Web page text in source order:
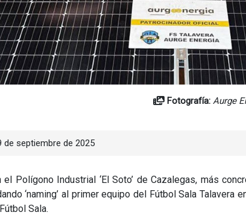
Fotografía: Aurge
de septiembre de 2025
Polígono Industrial ‘El Soto’ de Cazalegas, más
‘naming’ al primer equipo del Fútbol Sala Talavera
Sala.